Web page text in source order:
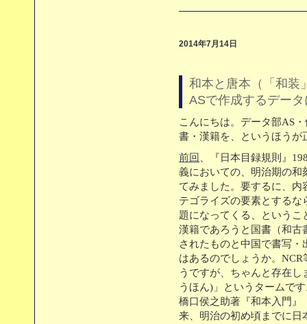
2014年7月14日
和本と唐本（「和装
ASで作成するデー
こんにちは。データ部AS
書・漢籍を、というほうが
前回
、『日本目録規則』
義においての、明治期の和
てみました。要するに、内
テゴライズの要素とする
題になってくる、というこ
漢籍であろうと国書（和古
されたものと中国で書写
はあるのでしょうか。
うですが、ちゃんと存在
うほん)」というタームで
橋口侯之助著『和本入門』
来、明治の初め頃までに日